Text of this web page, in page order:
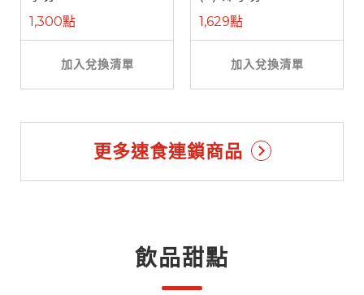
1,300點
加入兌換清單
1,629點
加入兌換清單
更多速食連鎖商品
飲品甜點